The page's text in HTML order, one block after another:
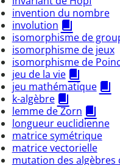
invention du nombre
involution
isomorphisme de
isomorphisme de jeux
isomorphisme de
jeu de la vie
jeu mathématique
k-algèbre
lemme de Zorn
longueur euclidienne
matrice symétrique
matrice vectorielle
mutation des algèbres